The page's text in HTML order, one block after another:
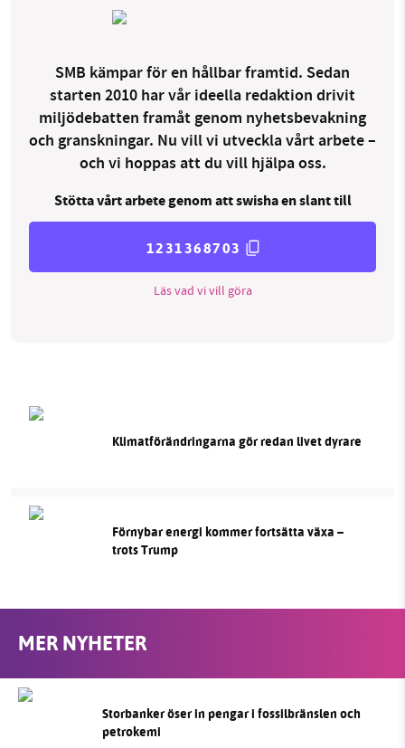
SMB kämpar för en hållbar framtid. Sedan
starten 2010 har vår ideella redaktion drivit
miljödebatten framåt genom nyhetsbevakning
och granskningar. Nu vill vi utveckla vårt arbete –
och vi hoppas att du vill hjälpa oss.
Stötta vårt arbete genom att swisha en slant till
1231368703
Läs vad vi vill göra
Klimatförändringarna gör redan livet dyrare
Förnybar energi kommer fortsätta växa –
trots Trump
MER NYHETER
Storbanker öser in pengar i fossilbränslen och
petrokemi